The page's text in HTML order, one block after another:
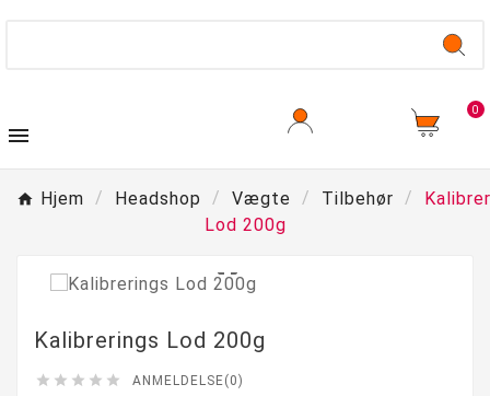

0
Hjem Headshop Vægte Tilbehør
Lod 200g
Kalibrerings Lod 200g
     ANMELDELSE(0)